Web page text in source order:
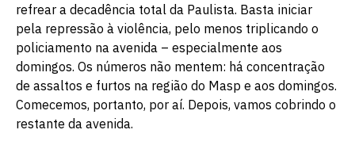
refrear a decadência total da Paulista. Basta iniciar
pela repressão à violência, pelo menos triplicando o
policiamento na avenida – especialmente aos
domingos. Os números não mentem: há concentração
de assaltos e furtos na região do Masp e aos domingos.
Comecemos, portanto, por aí. Depois, vamos cobrindo o
restante da avenida.